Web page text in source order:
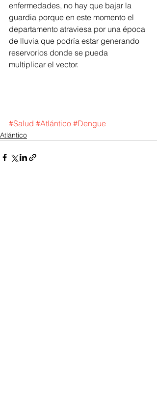
enfermedades, no hay que bajar la
guardia porque en este momento el
departamento atraviesa por una época
de lluvia que podría estar generando
reservorios donde se pueda
multiplicar el vector.
#Salud #Atlántico #Dengue
Atlántico